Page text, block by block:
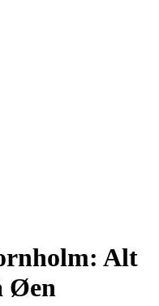
Alt
Øen